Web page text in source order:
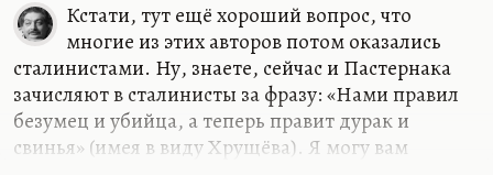
Кстати, тут ещё хороший вопрос, что
многие из этих авторов потом оказались
сталинистами. Ну, знаете, сейчас и Пастернака
зачисляют в сталинисты за фразу: «Нами правил
безумец и убийца, а теперь правит дурак и
свинья» (имея в виду Хрущёва). Я могу вам